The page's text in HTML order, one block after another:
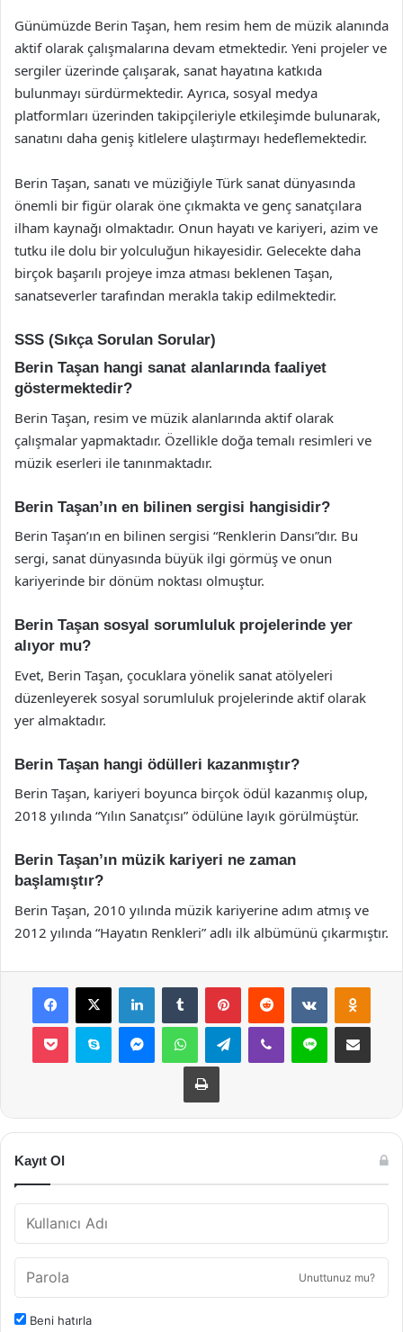
Günümüzde Berin Taşan, hem resim hem de müzik alanında
aktif olarak çalışmalarına devam etmektedir. Yeni projeler ve
sergiler üzerinde çalışarak, sanat hayatına katkıda
bulunmayı sürdürmektedir. Ayrıca, sosyal medya
platformları üzerinden takipçileriyle etkileşimde bulunarak,
sanatını daha geniş kitlelere ulaştırmayı hedeflemektedir.
Berin Taşan, sanatı ve müziğiyle Türk sanat dünyasında
önemli bir figür olarak öne çıkmakta ve genç sanatçılara
ilham kaynağı olmaktadır. Onun hayatı ve kariyeri, azim ve
tutku ile dolu bir yolculuğun hikayesidir. Gelecekte daha
birçok başarılı projeye imza atması beklenen Taşan,
sanatseverler tarafından merakla takip edilmektedir.
SSS (Sıkça Sorulan Sorular)
Berin Taşan hangi sanat alanlarında faaliyet
göstermektedir?
Berin Taşan, resim ve müzik alanlarında aktif olarak
çalışmalar yapmaktadır. Özellikle doğa temalı resimleri ve
müzik eserleri ile tanınmaktadır.
Berin Taşan’ın en bilinen sergisi hangisidir?
Berin Taşan’ın en bilinen sergisi “Renklerin Dansı”dır. Bu
sergi, sanat dünyasında büyük ilgi görmüş ve onun
kariyerinde bir dönüm noktası olmuştur.
Berin Taşan sosyal sorumluluk projelerinde yer
alıyor mu?
Evet, Berin Taşan, çocuklara yönelik sanat atölyeleri
düzenleyerek sosyal sorumluluk projelerinde aktif olarak
yer almaktadır.
Berin Taşan hangi ödülleri kazanmıştır?
Berin Taşan, kariyeri boyunca birçok ödül kazanmış olup,
2018 yılında “Yılın Sanatçısı” ödülüne layık görülmüştür.
Berin Taşan’ın müzik kariyeri ne zaman
başlamıştır?
Berin Taşan, 2010 yılında müzik kariyerine adım atmış ve
2012 yılında “Hayatın Renkleri” adlı ilk albümünü çıkarmıştır.
Facebook
X LinkedInTumblr PinterestReddit VKontakte
Pocket Skype MessengerWhatsAppTelegramViber Line E-Posta ile
Yazdır
Kayıt Ol
Unuttunuz mu?
Beni hatırla